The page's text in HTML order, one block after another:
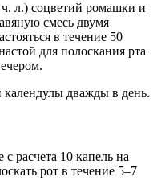
л.) соцветий ромашки и
смесь двумя
в течение 50
для полоскания рта
дважды в день.
с расчета 10 капель на
рот в течение 5–7